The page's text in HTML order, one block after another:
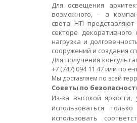
Для освещения
возможного, – а
света HTI
секторе
нагрузка и
сооружений и создания
Для получения
+7 (747) 094 11 47 или по e-
Мы доставляем по всей
Советы по
Из-за высокой яркости,
использоваться
использовать